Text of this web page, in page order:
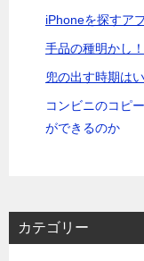
iPhoneを探すア
手品の種明かし
兜の出す時期は
コンビニのコピ
ができるのか
カテゴリー